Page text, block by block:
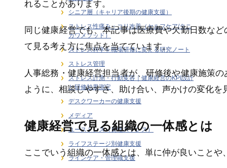
れることがあります。
同じ健康経営でも、本記事は医療費や欠勤日数な
て見る考え方に焦点を当てています。
人事総務・健康経営担当者が、研修後や健康施策
ように、相談しやすさ、助け合い、声かけの変化を
健康経営で見る組織の一体感とは
ここでいう組織の一体感とは、単に仲が良いこと
シニア層（キャリア後期の健康支援）
ストレス性痛み・コリ改善（セルフケア/タニ
カワメソッド）
ストレス科学を職場研修に変える研究ノート
ストレス管理
ストレス計測・行動変容｜健康経営のKPI設計
と研修効果測定
デスクワーカーの健康支援
メディア
ユーストレス（良性ストレス）
ライフステージ別健康支援
ラインケア・管理職支援